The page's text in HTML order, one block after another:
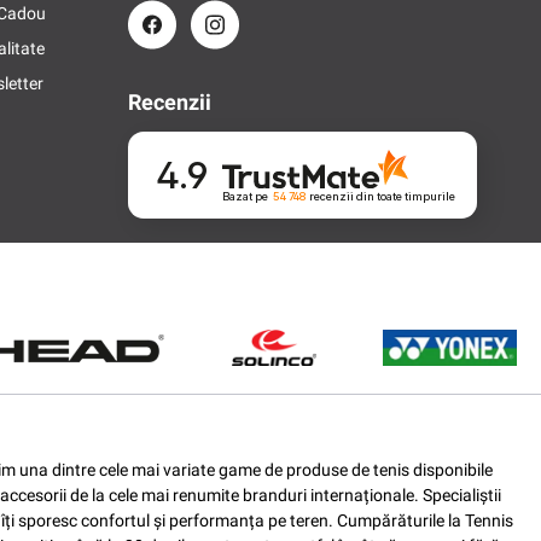
Recenzii
4.9 Bazat pe 54 748 recenzii din toate timpurile
una dintre cele mai variate game de produse de tenis disponibile
de la cele mai renumite branduri internaționale. Specialiștii
sporesc confortul și performanța pe teren. Cumpărăturile la Tennis